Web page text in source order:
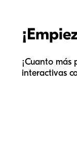
¡Cuanto más
interactivas